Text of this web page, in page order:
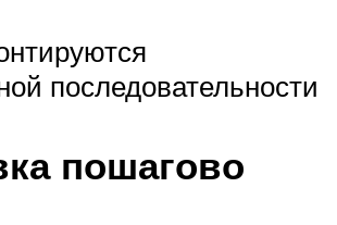
последовательности
пошагово